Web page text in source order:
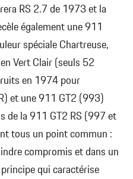
RS 2.7 de 1973 et la
également une 911
spéciale Chartreuse,
Vert Clair (seuls 52
en 1974 pour
et une 911 GT2 (993)
de la 911 GT2 RS (997 et
tous un point commun :
compromis et dans un
qui caractérise